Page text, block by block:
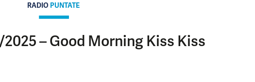
RADIO PUNTATE
– Good Morning Kiss Kiss